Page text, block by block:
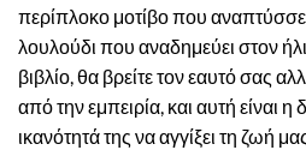
περίπλοκο μοτίβο που
λουλούδι που αναδημεύει στον
βιβλίο, θα βρείτε τον εαυτό σας
από την εμπειρία, και αυτή είναι
ικανότητά της να αγγίξει τη ζωή